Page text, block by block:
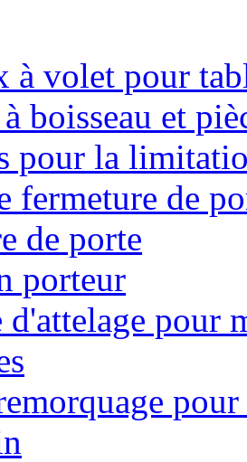
à volet pour
boisseau et
pour la
fermeture de
de porte
porteur
d'attelage pour